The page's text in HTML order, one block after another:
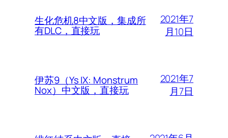
生化危机8中文版，集成所
有DLC，直接玩
2021年7
月10日
伊苏9（Ys IX: Monstrum
Nox）中文版，直接玩
2021年7
月7日